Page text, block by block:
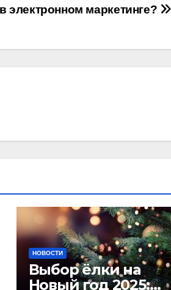
электронном маркетинге?
НОВОСТИ
Выбор ёлки на
Новый год 2025: